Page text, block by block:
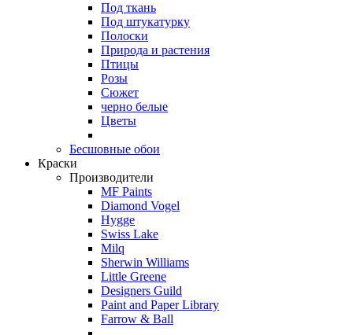
Под ткань
Под штукатурку
Полоски
Природа и растения
Птицы
Розы
Сюжет
черно белые
Цветы
Бесшовные обои
Краски
Производители
MF Paints
Diamond Vogel
Hygge
Swiss Lake
Milq
Sherwin Williams
Little Greene
Designers Guild
Paint and Paper Library
Farrow & Ball